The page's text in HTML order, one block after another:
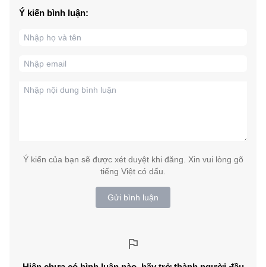
Ý kiến bình luận:
Ý kiến của bạn sẽ được xét duyệt khi đăng. Xin vui lòng gõ
tiếng Việt có dấu.
Gửi bình luận